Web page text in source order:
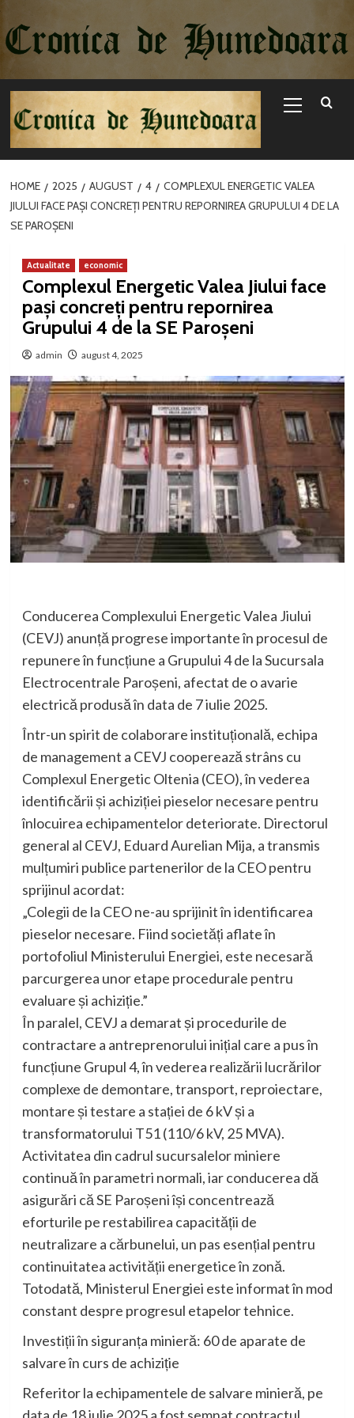
la
conținut
Menu
HOME 2025 AUGUST 4
COMPLEXUL ENERGETIC VALEA
JIULUI FACE PAȘI CONCREȚI PENTRU REPORNIREA GRUPULUI 4 DE LA
SE PAROȘENI
Actualitate economic
Complexul Energetic Valea Jiului face
pași concreți pentru repornirea
Grupului 4 de la SE Paroșeni
admin august 4, 2025
Conducerea Complexului Energetic Valea Jiului
(CEVJ) anunță progrese importante în procesul de
repunere în funcțiune a Grupului 4 de la Sucursala
Electrocentrale Paroșeni, afectat de o avarie
electrică produsă în data de 7 iulie 2025.
Într-un spirit de colaborare instituțională, echipa
de management a CEVJ cooperează strâns cu
Complexul Energetic Oltenia (CEO), în vederea
identificării și achiziției pieselor necesare pentru
înlocuirea echipamentelor deteriorate. Directorul
general al CEVJ, Eduard Aurelian Mija, a transmis
mulțumiri publice partenerilor de la CEO pentru
sprijinul acordat:
„Colegii de la CEO ne-au sprijinit în identificarea
pieselor necesare. Fiind societăți aflate în
portofoliul Ministerului Energiei, este necesară
parcurgerea unor etape procedurale pentru
evaluare și achiziție.”
În paralel, CEVJ a demarat și procedurile de
contractare a antreprenorului inițial care a pus în
funcțiune Grupul 4, în vederea realizării lucrărilor
complexe de demontare, transport, reproiectare,
montare și testare a stației de 6 kV și a
transformatorului T51 (110/6 kV, 25 MVA).
Activitatea din cadrul sucursalelor miniere
continuă în parametri normali, iar conducerea dă
asigurări că SE Paroșeni își concentrează
eforturile pe restabilirea capacității de
neutralizare a cărbunelui, un pas esențial pentru
continuitatea activității energetice în zonă.
Totodată, Ministerul Energiei este informat în mod
constant despre progresul etapelor tehnice.
Investiții în siguranța minieră: 60 de aparate de
salvare în curs de achiziție
Referitor la echipamentele de salvare minieră, pe